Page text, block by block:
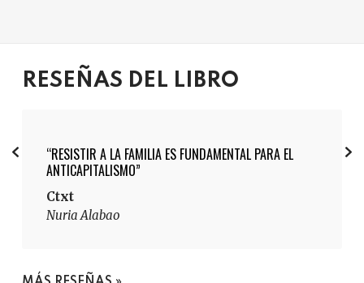
RESEÑAS DEL LIBRO
“RESISTIR A LA FAMILIA ES FUNDAMENTAL PARA EL
ANTICAPITALISMO”
Ctxt
Nuria Alabao